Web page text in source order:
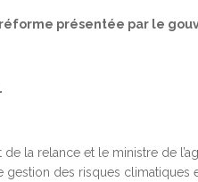
présentée par le
de la relance et le ministre de
des risques climatiques